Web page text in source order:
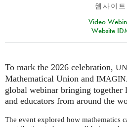
웹사이트
Video
Website
To mark the 2026 celebration,
Mathematical Union and
global webinar bringing together
and educators from around the
The event explored how mathematics